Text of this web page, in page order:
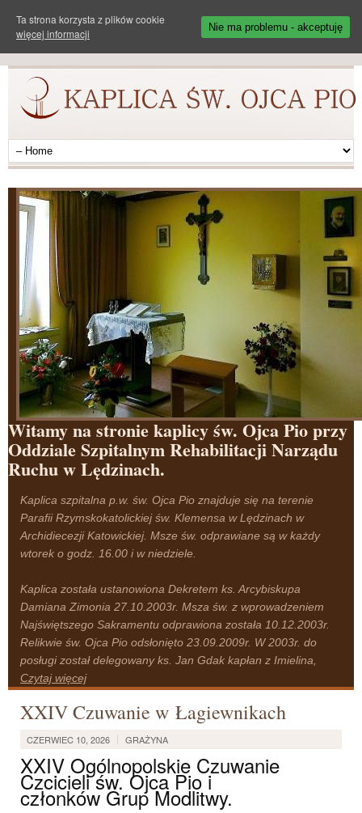
Witamy na stronie kaplicy św. Ojca Pio przy
Oddziale Szpitalnym Rehabilitacji Narządu
Ruchu w Lędzinach.
Kaplica szpitalna p.w. św. Ojca Pio znajduje się na terenie
Parafii Rzymskokatolickiej św. Klemensa w Lędzinach w
Archidiecezji Katowickiej. Msze św. odprawiane są w każdy
wtorek o godz. 16.00 i w niedziele.
Kaplica została ustanowiona Dekretem ks. Arcybiskupa
Damiana Zimonia 27.10.2003r. Msza św. z wprowadzeniem
Najświętszego Sakramentu odprawiona została 10.12.2003r.
Relikwie św. Ojca Pio odsłonięto 23.09.2009r. W 2003r. do
posługi został delegowany ks. Jan Gdak kapłan z Imielina,
Czytaj więcej
XXIV Czuwanie w Łagiewnikach
CZERWIEC 10, 2026 GRAŻYNA
XXIV Ogólnopolskie Czuwanie
Czcicieli św. Ojca Pio i
członków Grup Modlitwy.
Ta strona korzysta z plików cookie
więcej informacji
Nie ma problemu - akceptuję